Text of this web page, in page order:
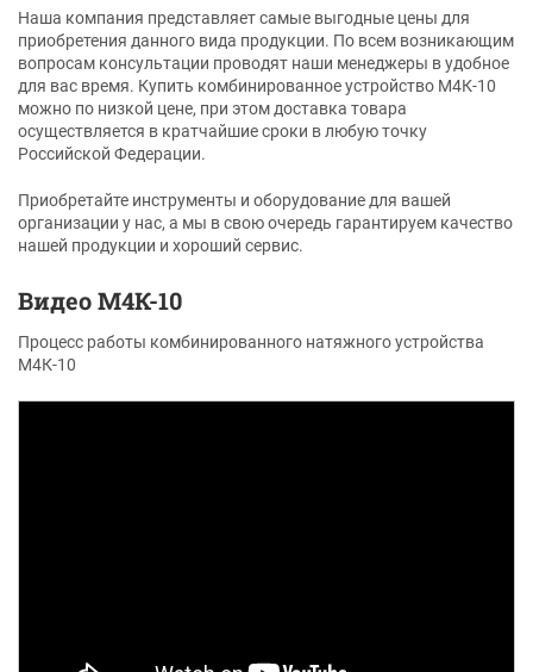
Наша компания представляет самые выгодные цены для
приобретения данного вида продукции. По всем возникающим
вопросам консультации проводят наши менеджеры в удобное
для вас время. Купить комбинированное устройство М4К-10
можно по низкой цене, при этом доставка товара
осуществляется в кратчайшие сроки в любую точку
Российской Федерации.
Приобретайте инструменты и оборудование для вашей
организации у нас, а мы в свою очередь гарантируем качество
нашей продукции и хороший сервис.
Видео М4К-10
Процесс работы комбинированного натяжного устройства
М4К-10